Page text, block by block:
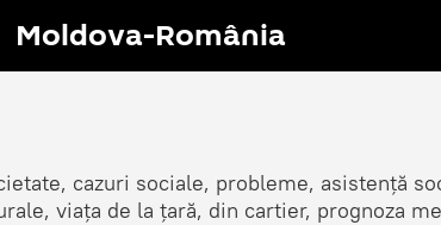
Moldova-România
cazuri sociale, probleme, asistență
viața de la țară, din cartier, prognoza